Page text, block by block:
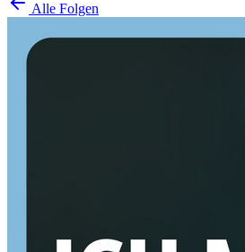
Alle Folgen